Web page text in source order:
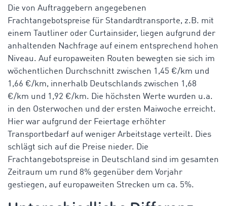
Die von Auftraggebern angegebenen
Frachtangebotspreise für Standardtransporte, z.B. mit
einem Tautliner oder Curtainsider, liegen aufgrund der
anhaltenden Nachfrage auf einem entsprechend hohen
Niveau. Auf europaweiten Routen bewegten sie sich im
wöchentlichen Durchschnitt zwischen 1,45 €/km und
1,66 €/km, innerhalb Deutschlands zwischen 1,68
€/km und 1,92 €/km. Die höchsten Werte wurden u.a.
in den Osterwochen und der ersten Maiwoche erreicht.
Hier war aufgrund der Feiertage erhöhter
Transportbedarf auf weniger Arbeitstage verteilt. Dies
schlägt sich auf die Preise nieder. Die
Frachtangebotspreise in Deutschland sind im gesamten
Zeitraum um rund 8% gegenüber dem Vorjahr
gestiegen, auf europaweiten Strecken um ca. 5%.